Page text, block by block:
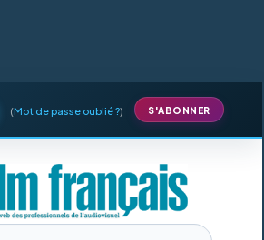
(Mot de passe oublié ?) S'ABONNER